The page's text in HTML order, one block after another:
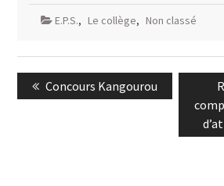
E.P.S., Le collège, Non classé
Navigation
de
Previous
post:
Concours Kangourou